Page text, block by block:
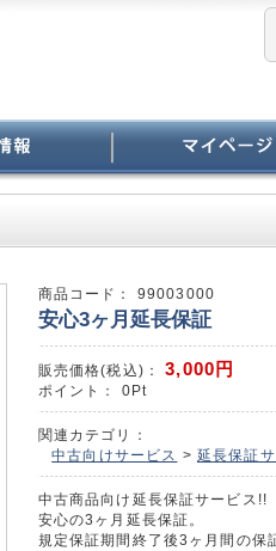
商品コード： 99003000
安心3ヶ月延長保証
販売価格(税込)： 3,000 円
ポイント： 0Pt
関連カテゴリ：
中古向けサービス
> 延長保証
中古商品向け延長保証サービス!!
安心の3ヶ月延長保証。
規定保証期間終了後3ヶ月間の保